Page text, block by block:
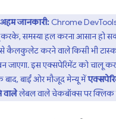
अहम जानकारी: Chrome
समस्या हल करना आसान हो
से कैलकुलेट करने वाले किसी भी
जाएगा. इस एक्सपेरिमेंट को चालू
बाईं ओर मौजूद मेन्यू में
वालेलेबल वाले चेकबॉक्स पर क्लिक